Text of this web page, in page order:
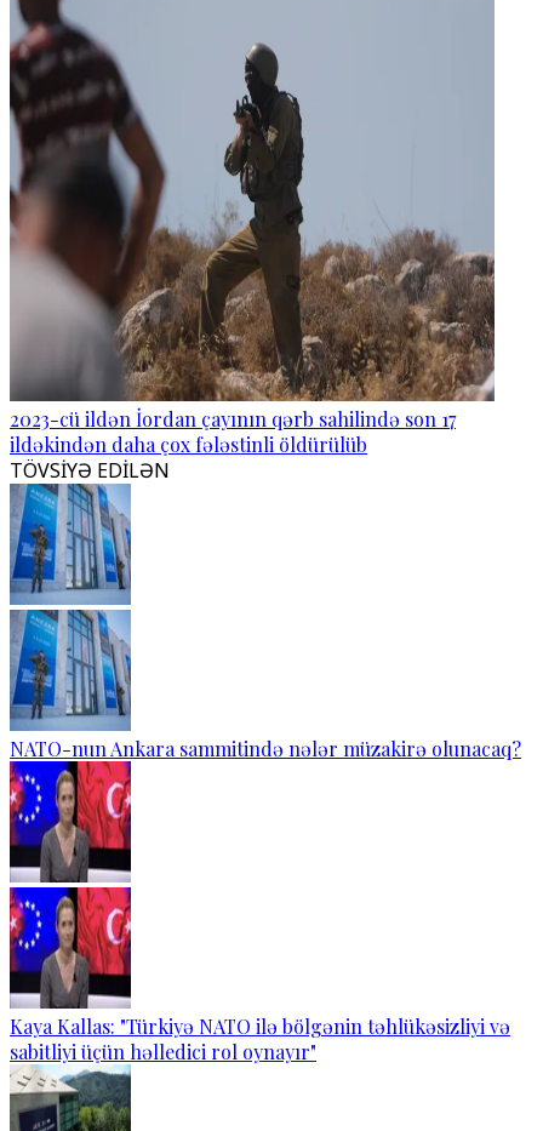
2023-cü ildən İordan çayının qərb sahilində son 17
ildəkindən daha çox fələstinli öldürülüb
TÖVSİYƏ EDİLƏN
NATO-nun Ankara sammitində nələr müzakirə olunacaq?
Kaya Kallas: "Türkiyə NATO ilə bölgənin təhlükəsizliyi və
sabitliyi üçün həlledici rol oynayır"